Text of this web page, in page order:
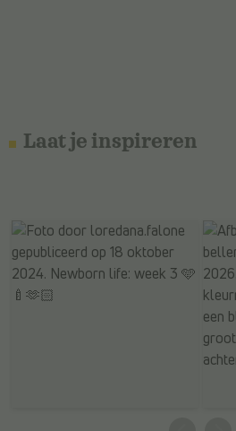
Laat je inspireren